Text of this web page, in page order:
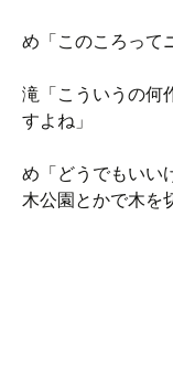
め「このころって
滝「こういうの何
すよね」
め「どうでもいい
木公園とかで木を